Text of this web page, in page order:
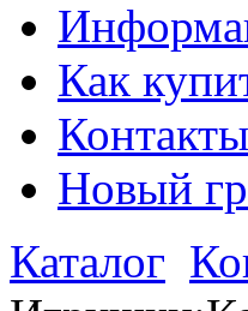
Как
Контакты
Новый
Каталог